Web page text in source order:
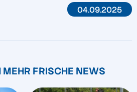
04.09.2025
MEHR FRISCHE NEWS